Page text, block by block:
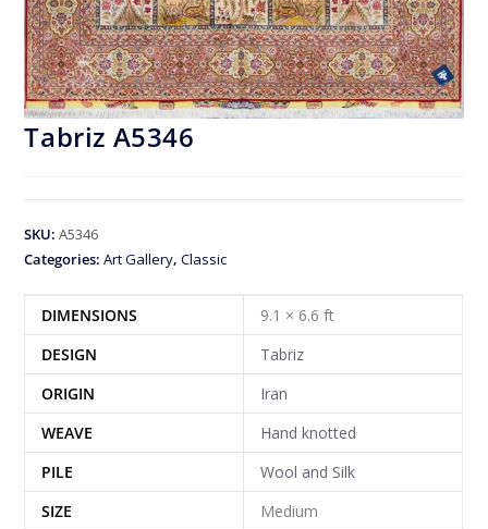
Tabriz A5346
SKU:A5346
Categories:Art Gallery,Classic
DIMENSIONS
9.1 × 6.6 ft
DESIGN
Tabriz
ORIGIN
Iran
WEAVE
Hand knotted
PILE
Wool and Silk
SIZE
Medium